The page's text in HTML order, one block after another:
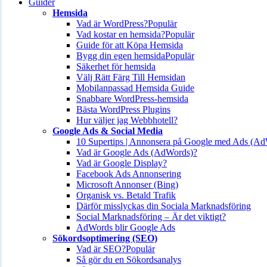
Guider
Hemsida
Vad är WordPress?Populär
Vad kostar en hemsida?Populär
Guide för att Köpa Hemsida
Bygg din egen hemsidaPopulär
Säkerhet för hemsida
Välj Rätt Färg Till Hemsidan
Mobilanpassad Hemsida Guide
Snabbare WordPress-hemsida
Bästa WordPress Plugins
Hur väljer jag Webbhotell?
Google Ads & Social Media
10 Supertips | Annonsera på Google med Ads
Vad är Google Ads (AdWords)?
Vad är Google Display?
Facebook Ads Annonsering
Microsoft Annonser (Bing)
Organisk vs. Betald Trafik
Därför misslyckas din Sociala Marknadsföring
Social Marknadsföring – Är det viktigt?
AdWords blir Google Ads
Sökordsoptimering (SEO)
Vad är SEO?Populär
Så gör du en Sökordsanalys